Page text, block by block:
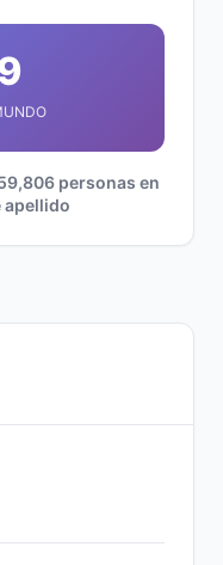
personas en
apellido